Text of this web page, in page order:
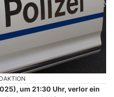
um 21:30 Uhr, verlor ein